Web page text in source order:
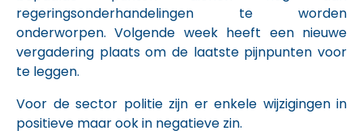
regeringsonderhandelingen te worden
onderworpen. Volgende week heeft een nieuwe
vergadering plaats om de laatste pijnpunten voor
te leggen.
Voor de sector politie zijn er enkele wijzigingen in
positieve maar ook in negatieve zin.